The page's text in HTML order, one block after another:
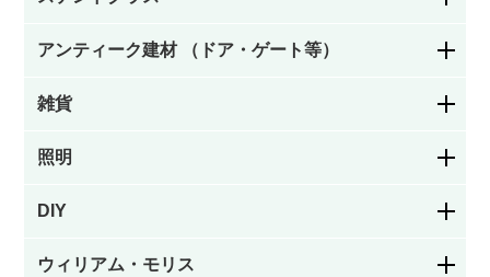
花柄
カラーレス（色なし）
アンティーク建材 （ドア・ゲート等）
ガラスドア
雑貨
照明
DIY
フック／つまみ／取っ手
ウィリアム・モリス